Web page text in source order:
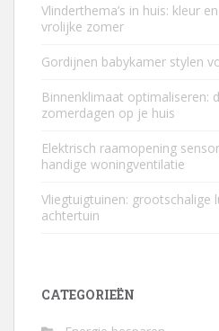
Vlinderthema’s in huis: kleur
vrolijke zomer
Gordijnen babykamer stylen
Binnenklimaat optimaliseren:
zomerdagen op je huis
Elektrisch raamopening
handige woningventilatie
Vliegtuigtuinen: grootschalige
achtertuin
CATEGORIEËN